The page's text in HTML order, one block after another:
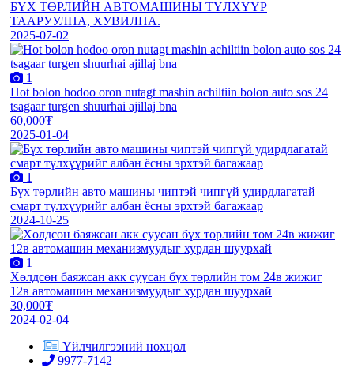
БҮХ ТӨРЛИЙН АВТОМАШИНЫ ТҮЛХҮҮР
ТААРУУЛНА, ХУВИЛНА.
2025-07-02
1
Hot bolon hodoo oron nutagt mashin achiltiin bolon auto sos 24
tsagaar turgen shuurhai ajillaj bna
60,000₮
2025-01-04
1
Бүх төрлийн авто машины чиптэй чипгүй удирдлагатай
смарт түлхүүрийг албан ёсны эрхтэй багажаар
2024-10-25
1
Хөлдсөн баяжсан акк суусан бүх төрлийн том 24в жижиг
12в автомашин механизмуудыг хурдан шуурхай
30,000₮
2024-02-04
Үйлчилгээний нөхцөл
9977-7142